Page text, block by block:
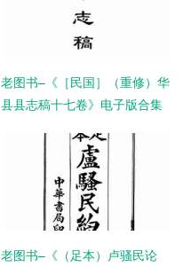
老图书–《［民国］（重修）华
县县志稿十七卷》电子版合集
老图书–《（足本）卢骚民论